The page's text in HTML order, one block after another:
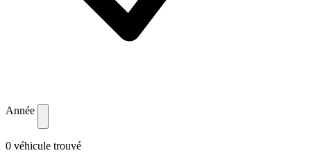
Année
0 véhicule trouvé